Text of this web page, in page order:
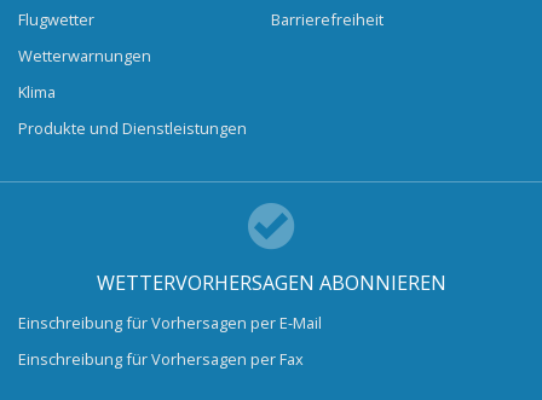
Flugwetter
Wetterwarnungen
Klima
Produkte und Dienstleistungen
Barrierefreiheit
WETTERVORHERSAGEN ABONNIEREN
Einschreibung für Vorhersagen per E-Mail
Einschreibung für Vorhersagen per Fax